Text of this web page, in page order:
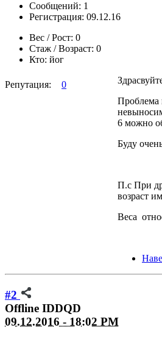
Сообщений: 1
Регистрация: 09.12.16
Вес / Рост: 0
Стаж / Возраст: 0
Кто: йог
Репутация: 0
Проблема
6 можно
Буду
П.с При
возраст
Веса
#2
Offline IDDQD
09.12.2016 - 18:02 PM